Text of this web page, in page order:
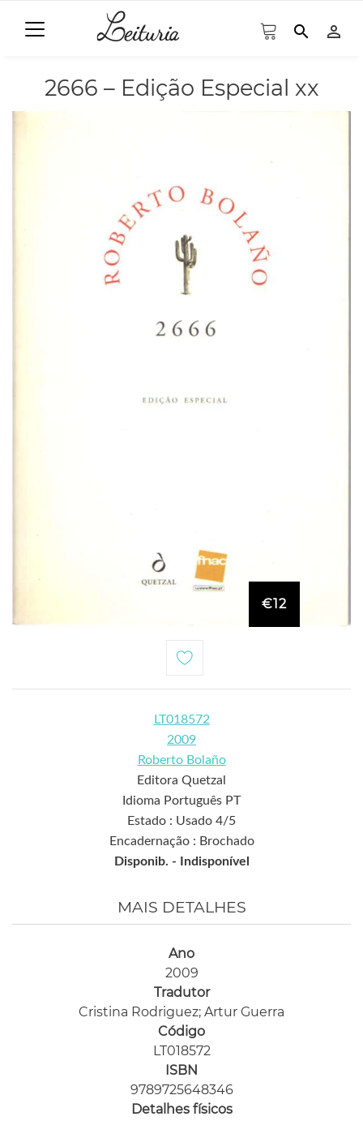
search person_outline
2666 – Edição Especial xx
€12
LT018572
2009
Roberto Bolaño
Editora Quetzal
Idioma Português PT
Estado : Usado 4/5
Encadernação : Brochado
Disponib. -
Indisponível
MAIS DETALHES
Ano
2009
Tradutor
Cristina Rodriguez; Artur Guerra
Código
LT018572
ISBN
9789725648346
Detalhes físicos